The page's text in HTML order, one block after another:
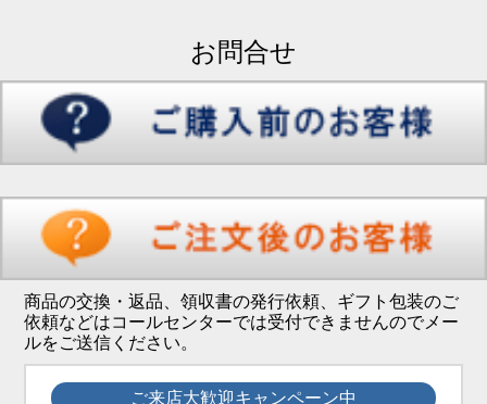
お問合せ
商品の交換・返品、領収書の発行依頼、ギフト包装のご
依頼などはコールセンターでは受付できませんのでメー
ルをご送信ください。
ご来店大歓迎キャンペーン中